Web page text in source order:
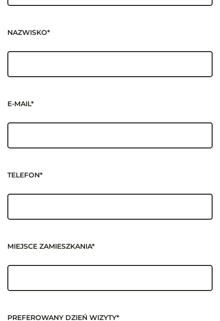
NAZWISKO*
E-MAIL*
TELEFON*
MIEJSCE ZAMIESZKANIA*
PREFEROWANY DZIEŃ WIZYTY*